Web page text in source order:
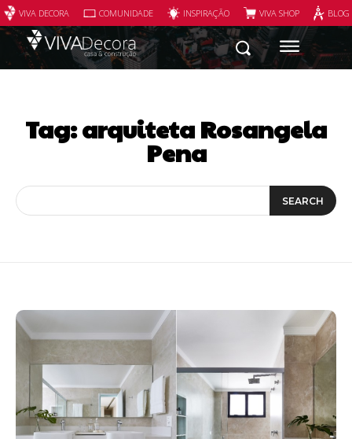
VIVA DECORA COMUNIDADE INSPIRAÇÃO VIVA SHOP
Tag:arquiteta Rosangela
Pena
SEARCH